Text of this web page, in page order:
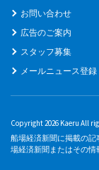
お問い合わせ
広告のご案内
スタッフ募集
メールニュース登録
Copyright 2026 Kaeru All
船場経済新聞に掲載の
場経済新聞またはその情